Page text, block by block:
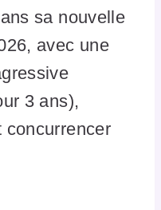
sa nouvelle
avec une
3 ans),
concurrencer